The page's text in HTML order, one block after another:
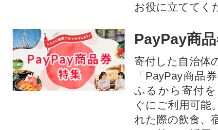
お役に立ててく
PayPay商
寄付した自治体
「PayPay商品
ふるから寄付
ぐにご利用可能
れた際の飲食、